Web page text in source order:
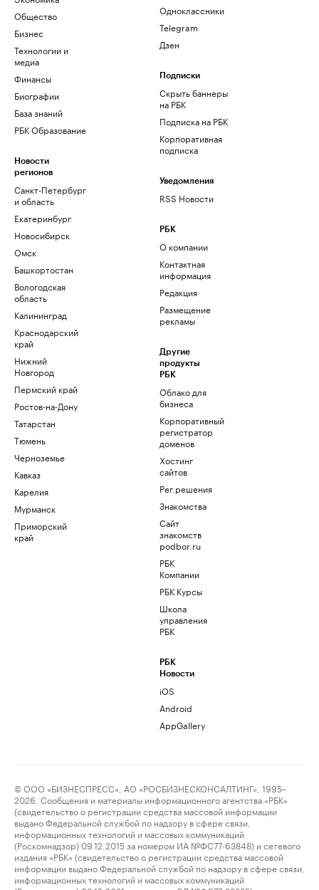
Общество
Бизнес
Технологии и
медиа
Финансы
Биографии
База знаний
РБК Образование
Новости
регионов
Санкт-Петербург
и область
Екатеринбург
Новосибирск
Омск
Башкортостан
Вологодская
область
Калининград
Краснодарский
край
Нижний
Новгород
Пермский край
Ростов-на-Дону
Татарстан
Тюмень
Черноземье
Кавказ
Карелия
Мурманск
Приморский
край
Одноклассники
Telegram
Дзен
Подписки
Скрыть баннеры
на РБК
Подписка на РБК
Корпоративная
подписка
Уведомления
RSS Новости
РБК
О компании
Контактная
информация
Редакция
Размещение
рекламы
Другие
продукты
РБК
Облако для
бизнеса
Корпоративный
регистратор
доменов
Хостинг
сайтов
Рег.решения
Знакомства
Сайт
знакомств
podbor.ru
РБК
Компании
РБК Курсы
Школа
управления
РБК
РБК
Новости
iOS
Android
AppGallery
© ООО «БИЗНЕСПРЕСС», АО «РОСБИЗНЕСКОНСАЛТИНГ», 1995–
2026. Сообщения и материалы информационного агентства «РБК»
(свидетельство о регистрации средства массовой информации
выдано Федеральной службой по надзору в сфере связи,
информационных технологий и массовых коммуникаций
(Роскомнадзор) 09.12.2015 за номером ИА №ФС77-63848) и сетевого
издания «РБК» (свидетельство о регистрации средства массовой
информации выдано Федеральной службой по надзору в сфере связи,
информационных технологий и массовых коммуникаций